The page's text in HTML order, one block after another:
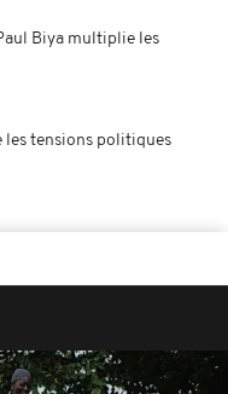
Biya multiplie les
les tensions politiques